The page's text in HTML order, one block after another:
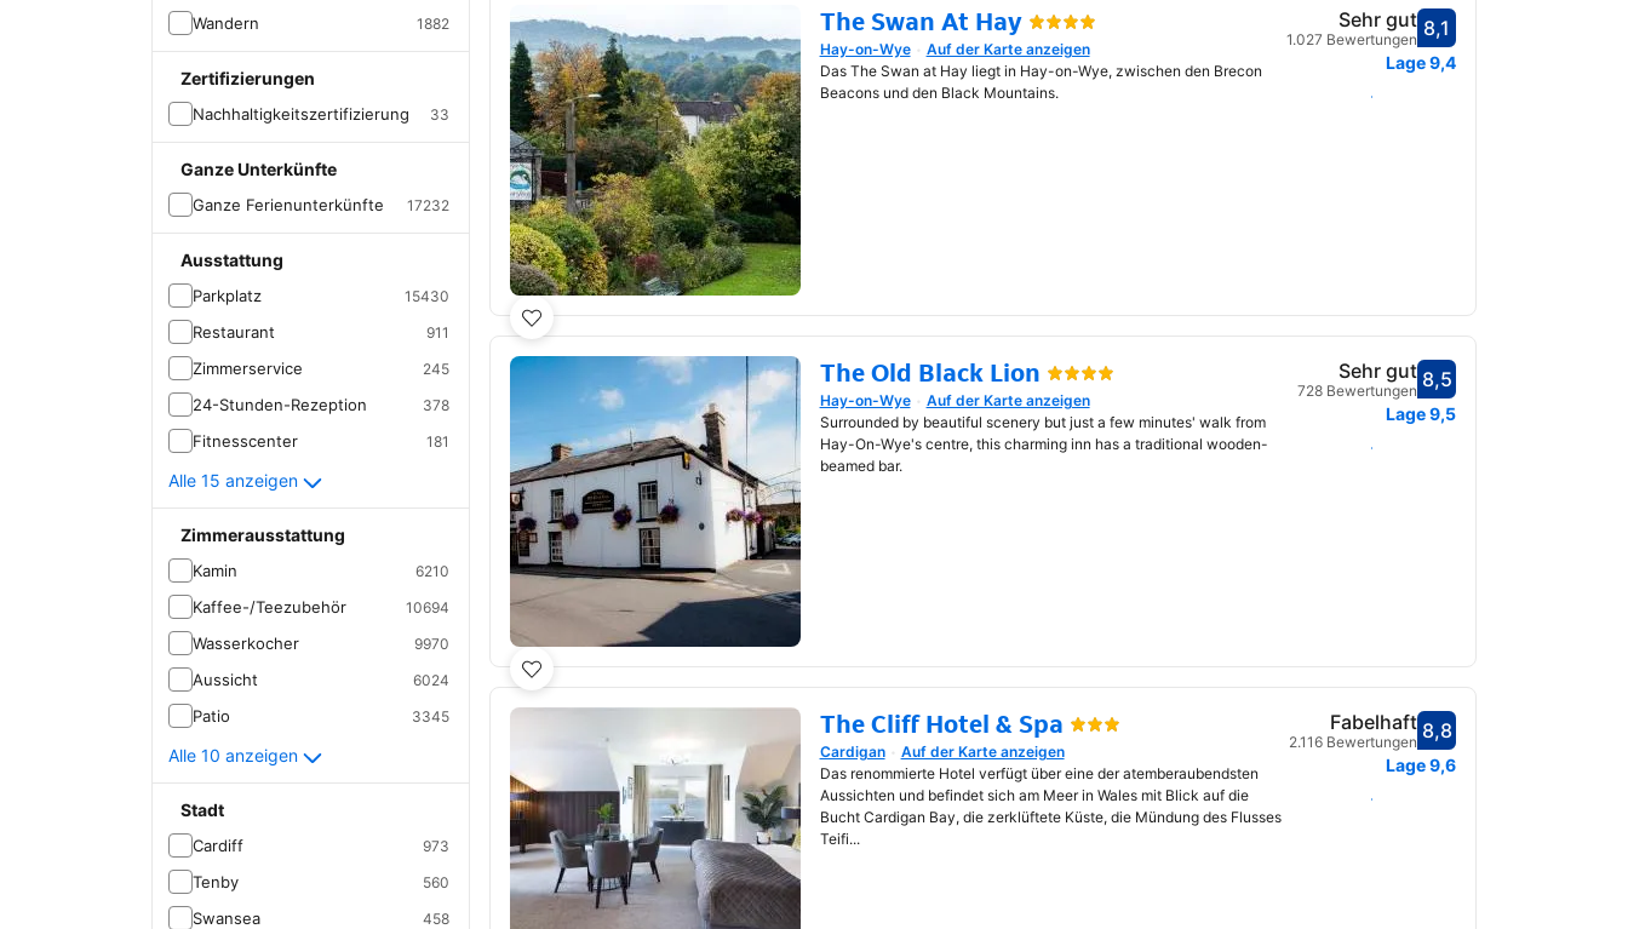
Wandern 1882
Zertifizierungen
Nachhaltigkeitszertifizierung 33
Ganze Unterkünfte
Ganze Ferienunterkünfte 17232
Ausstattung
Parkplatz 15430
Restaurant 911
Zimmerservice 245
24-Stunden-Rezeption 378
Fitnesscenter 181
Alle 15 anzeigen
Zimmerausstattung
Kamin 6210
Kaffee-/Teezubehör 10694
Wasserkocher 9970
Aussicht 6024
Patio 3345
Alle 10 anzeigen
Stadt
Cardiff 973
Tenby 560
Swansea 458
The Swan At Hay
Wird in neuem Fenster geöffnet
Hay-on-Wye
Auf der Karte anzeigen
Das The Swan at Hay liegt in Hay-on-Wye, zwischen den Brecon
Beacons und den Black Mountains.
Bewertet mit 8,1
8,1
Sehr gut
1.027 Bewertungen
Lage9,4
Daten auswählen
The Old Black Lion
Wird in neuem Fenster geöffnet
Hay-on-Wye
Auf der Karte anzeigen
Surrounded by beautiful scenery but just a few minutes' walk from
Hay-On-Wye's centre, this charming inn has a traditional wooden-
beamed bar.
Bewertet mit 8,5
8,5
Sehr gut
728 Bewertungen
Lage9,5
Daten auswählen
The Cliff Hotel & Spa
Wird in neuem Fenster geöffnet
Cardigan
Auf der Karte anzeigen
Das renommierte Hotel verfügt über eine der atemberaubendsten
Aussichten und befindet sich am Meer in Wales mit Blick auf die
Bucht Cardigan Bay, die zerklüftete Küste, die Mündung des Flusses
Teifi...
Bewertet mit 8,8
8,8
Fabelhaft
2.116 Bewertungen
Lage9,6
Daten auswählen